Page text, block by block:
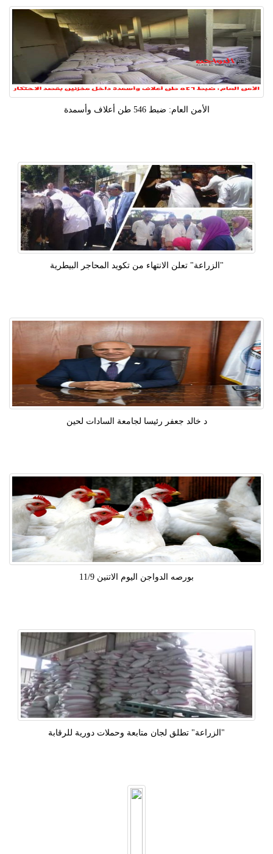
الأمن العام: ضبط 546 طن أعلاف وأسمدة
"الزراعة" تعلن الانتهاء من تكويد المحاجر البيطرية
د خالد جعفر رئيسا لجامعة السادات لحين
بورصه الدواجن اليوم الاتنين 11/9
"الزراعة" تطلق لجان متابعة وحملات دورية للرقابة